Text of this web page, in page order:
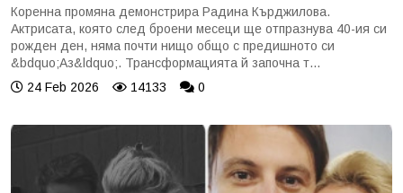
Коренна промяна демонстрира Радина Кърджилова.
Актрисата, която след броени месеци ще отпразнува 40-ия си
рожден ден, няма почти нищо общо с предишното си
&bdquo;Аз&ldquo;. Трансформацията й започна т...
24 Feb 2026
14133 0